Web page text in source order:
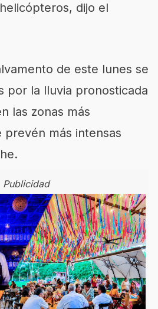
dijo el
de este lunes se
por la lluvia pronosticada
las zonas más
prevén más intensas
Publicidad